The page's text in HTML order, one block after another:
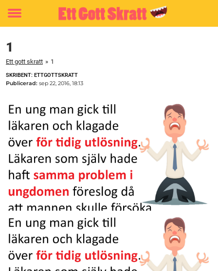
Toggle
1
Ett gott skratt » 1
SKRIBENT: ETTGOTTSKRATT
Publicerad: sep 22, 2016, 18:13